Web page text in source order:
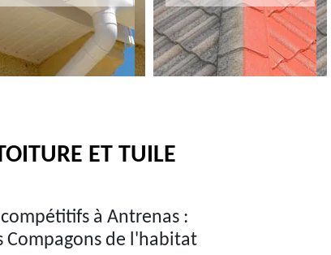
ET TUILE
à Antrenas :
Compagons de l'habitat